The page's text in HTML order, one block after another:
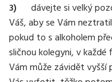
3) dávejte si velký
Váš, aby se Vám
pokud to s alkoholem
sličnou kolegyni, v
Vám může závidět vyšší